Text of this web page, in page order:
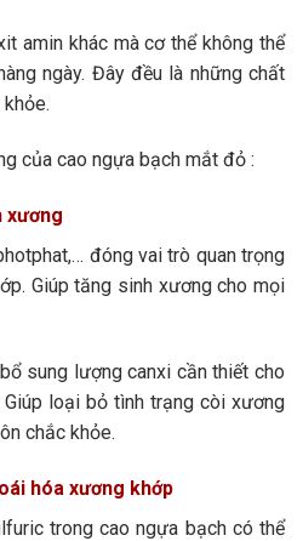
amin khác mà cơ thể không thể
ngày. Đây đều là những chất
của cao ngựa bạch mắt đỏ :
xương
đóng vai trò quan trọng
Giúp tăng sinh xương cho mọi
sung lượng canxi cần thiết cho
loại bỏ tình trạng còi xương
chắc khỏe.
hóa xương khớp
trong cao ngựa bạch có thể